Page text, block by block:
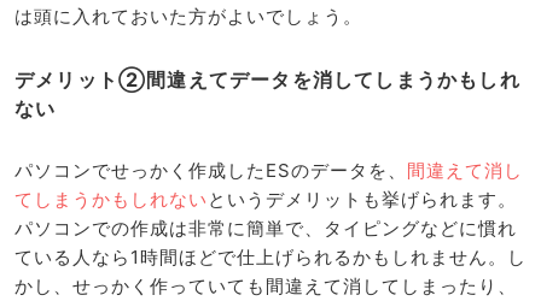
は頭に入れておいた方がよいでしょう。
デメリット②間違えてデータを消してしまうかもしれ
ない
パソコンでせっかく作成したESのデータを、 間違えて消し
てしまうかもしれない というデメリットも挙げられます。
パソコンでの作成は非常に簡単で、タイピングなどに慣れ
ている人なら1時間ほどで仕上げられるかもしれません。し
かし、せっかく作っていても間違えて消してしまったり、